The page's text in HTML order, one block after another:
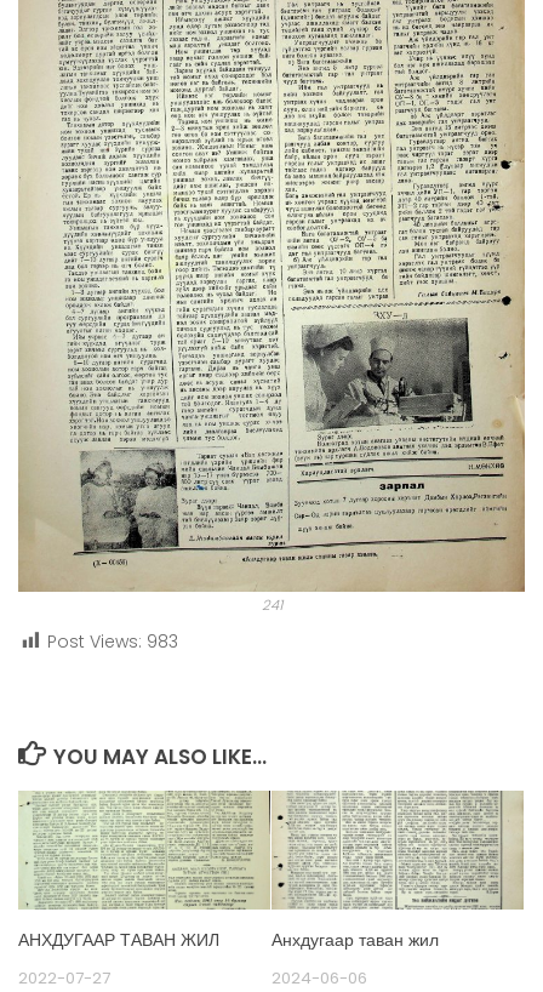
241
Post Views: 983
YOU MAY ALSO LIKE...
АНХДУГААР ТАВАН ЖИЛ
2022-07-27
Анхдугаар таван жил
2024-06-06